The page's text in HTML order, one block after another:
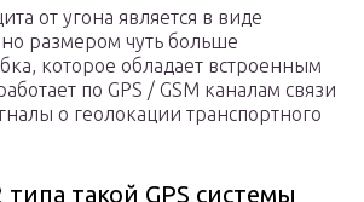
от угона является в виде
размером чуть больше
которое обладает встроенным
по GPS / GSM каналам связи
о геолокации транспортного
типа такой GPS системы